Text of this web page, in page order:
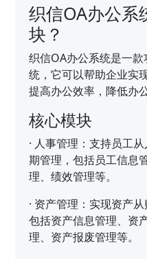
织信OA办公系
块？
织信OA办公系统是一
统，它可以帮助企业实
提高办公效率，降低办
核心模块
· 人事管理：支持员工
期管理，包括员工信息
理、绩效管理等。
· 资产管理：实现资产
包括资产信息管理、资
理、资产报废管理等。